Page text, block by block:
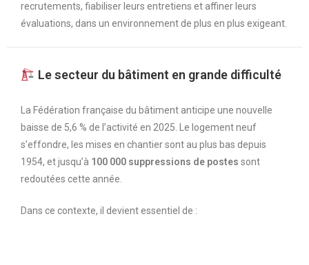
recrutements, fiabiliser leurs entretiens et affiner leurs
évaluations, dans un environnement de plus en plus exigeant.
Le secteur du bâtiment en grande difficulté
La Fédération française du bâtiment anticipe une nouvelle
baisse de 5,6 % de l’activité en 2025. Le logement neuf
s’effondre, les mises en chantier sont au plus bas depuis
1954, et jusqu’à 100 000 suppressions de postes sont
redoutées cette année.
Dans ce contexte, il devient essentiel de :